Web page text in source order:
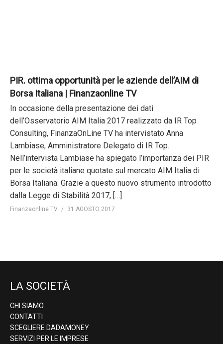
PIR. ottima opportunità per le aziende dell’AIM di
Borsa Italiana | Finanzaonline TV
In occasione della presentazione dei dati
dell’Osservatorio AIM Italia 2017 realizzato da IR Top
Consulting, FinanzaOnLine TV ha intervistato Anna
Lambiase, Amministratore Delegato di IR Top.
Nell’intervista Lambiase ha spiegato l’importanza dei PIR
per le società italiane quotate sul mercato AIM Italia di
Borsa Italiana. Grazie a questo nuovo strumento introdotto
dalla Legge di Stabilità 2017, […]
Finanzaonline TV 31 AGOSTO 2017
LA SOCIETÀ
CHI SIAMO
CONTATTI
SCEGLIERE DADAMONEY
SERVIZI PER LE IMPRESE